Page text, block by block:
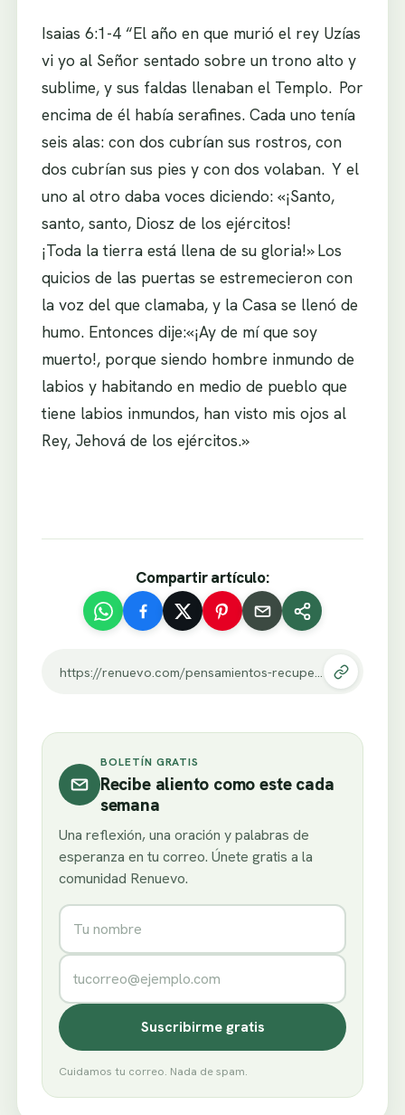
Isaias 6:1-4 “El año en que murió el rey Uzías
vi yo al Señor sentado sobre un trono alto y
sublime, y sus faldas llenaban el Templo. Por
encima de él había serafines. Cada uno tenía
seis alas: con dos cubrían sus rostros, con
dos cubrían sus pies y con dos volaban. Y el
uno al otro daba voces diciendo: «¡Santo,
santo, santo, Diosz de los ejércitos!
¡Toda la tierra está llena de su gloria!»Los
quicios de las puertas se estremecieron con
la voz del que clamaba, y la Casa se llenó de
humo. Entonces dije:«¡Ay de mí que soy
muerto!, porque siendo hombre inmundo de
labios y habitando en medio de pueblo que
tiene labios inmundos, han visto mis ojos al
Rey, Jehová de los ejércitos.»
Compartir artículo:
https://renuevo.com/pensamientos-recuperando-el-temor-genuino.html
BOLETÍN GRATIS
Recibe aliento como este cada
semana
Una reflexión, una oración y palabras de
esperanza en tu correo. Únete gratis a la
comunidad Renuevo.
Nombre
Correo electrónico
Suscribirme gratis
Cuidamos tu correo. Nada de spam.